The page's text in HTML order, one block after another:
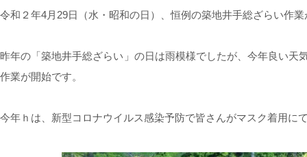
令和２年4月29日（水・昭和の日）、恒例の築地井手総ざらい作
昨年の「築地井手総ざらい」の日は雨模様でしたが、今年良い天
作業が開始です。
今年ｈは、新型コロナウイルス感染予防で皆さんがマスク着用に